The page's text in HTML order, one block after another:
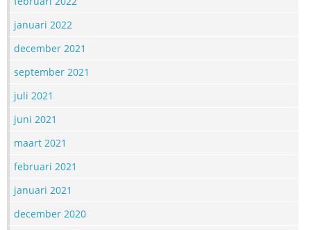
januari 2022
december 2021
september 2021
juli 2021
juni 2021
maart 2021
februari 2021
januari 2021
december 2020